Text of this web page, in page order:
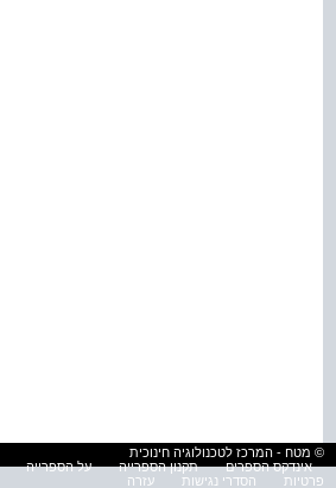
© מטח - המרכז לטכנולוגיה חינוכית
אינדקס הספרים
תקנון הספרייה על הספרייה
פרטיות
הסדרי נגישות עזרה